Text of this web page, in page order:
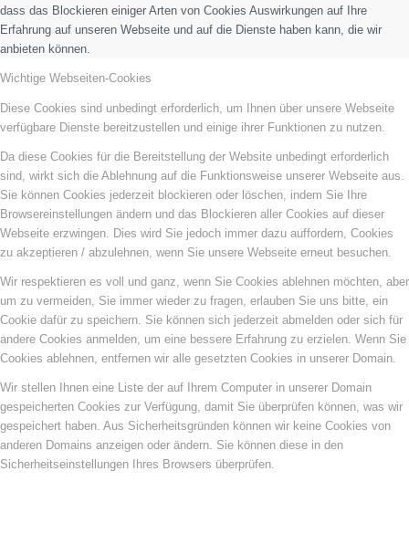
dass das Blockieren einiger Arten von Cookies Auswirkungen auf Ihre
Erfahrung auf unseren Webseite und auf die Dienste haben kann, die wir
anbieten können.
Wichtige Webseiten-Cookies
Diese Cookies sind unbedingt erforderlich, um Ihnen über unsere Webseite
verfügbare Dienste bereitzustellen und einige ihrer Funktionen zu nutzen.
Da diese Cookies für die Bereitstellung der Website unbedingt erforderlich
sind, wirkt sich die Ablehnung auf die Funktionsweise unserer Webseite aus.
Sie können Cookies jederzeit blockieren oder löschen, indem Sie Ihre
Browsereinstellungen ändern und das Blockieren aller Cookies auf dieser
Webseite erzwingen. Dies wird Sie jedoch immer dazu auffordern, Cookies
zu akzeptieren / abzulehnen, wenn Sie unsere Webseite erneut besuchen.
Wir respektieren es voll und ganz, wenn Sie Cookies ablehnen möchten, aber
um zu vermeiden, Sie immer wieder zu fragen, erlauben Sie uns bitte, ein
Cookie dafür zu speichern. Sie können sich jederzeit abmelden oder sich für
andere Cookies anmelden, um eine bessere Erfahrung zu erzielen. Wenn Sie
Cookies ablehnen, entfernen wir alle gesetzten Cookies in unserer Domain.
Wir stellen Ihnen eine Liste der auf Ihrem Computer in unserer Domain
gespeicherten Cookies zur Verfügung, damit Sie überprüfen können, was wir
gespeichert haben. Aus Sicherheitsgründen können wir keine Cookies von
anderen Domains anzeigen oder ändern. Sie können diese in den
Sicherheitseinstellungen Ihres Browsers überprüfen.